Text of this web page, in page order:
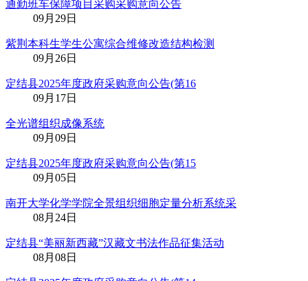
通勤班车保障项目采购采购意向公告
09月29日
紫荆本科生学生公寓综合维修改造结构检测
09月26日
定结县2025年度政府采购意向公告(第16
09月17日
全光谱组织成像系统
09月09日
定结县2025年度政府采购意向公告(第15
09月05日
南开大学化学学院全景组织细胞定量分析系统采
08月24日
定结县“美丽新西藏”汉藏文书法作品征集活动
08月08日